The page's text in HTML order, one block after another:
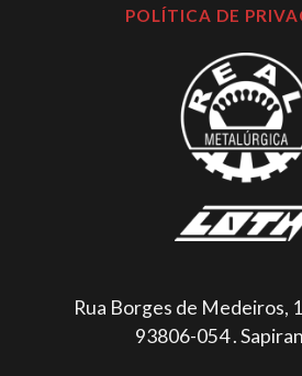
POLÍTICA DE
Rua Borges de Medeiros,
93806-054 .